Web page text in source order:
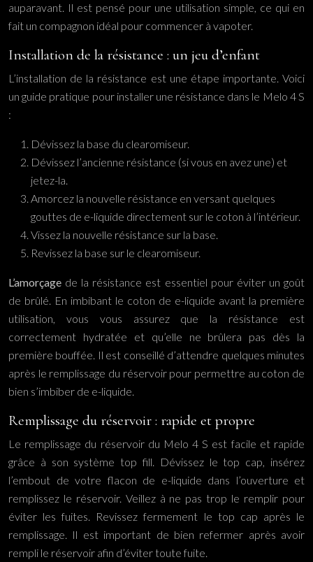
auparavant. Il est pensé pour une utilisation simple, ce qui en
fait un compagnon idéal pour commencer à vapoter.
Installation de la résistance : un jeu d’enfant
L’installation de la résistance est une étape importante. Voici
un guide pratique pour installer une résistance dans le Melo 4 S
:
Dévissez la base du clearomiseur.
Dévissez l’ancienne résistance (si vous en avez une) et
jetez-la.
Amorcez la nouvelle résistance en versant quelques
gouttes de e-liquide directement sur le coton à l’intérieur.
Vissez la nouvelle résistance sur la base.
Revissez la base sur le clearomiseur.
L’amorçage de la résistance est essentiel pour éviter un goût
de brûlé. En imbibant le coton de e-liquide avant la première
utilisation, vous vous assurez que la résistance est
correctement hydratée et qu’elle ne brûlera pas dès la
première bouffée. Il est conseillé d’attendre quelques minutes
après le remplissage du réservoir pour permettre au coton de
bien s’imbiber de e-liquide.
Remplissage du réservoir : rapide et propre
Le remplissage du réservoir du Melo 4 S est facile et rapide
grâce à son système top fill. Dévissez le top cap, insérez
l’embout de votre flacon de e-liquide dans l’ouverture et
remplissez le réservoir. Veillez à ne pas trop le remplir pour
éviter les fuites. Revissez fermement le top cap après le
remplissage. Il est important de bien refermer après avoir
rempli le réservoir afin d’éviter toute fuite.